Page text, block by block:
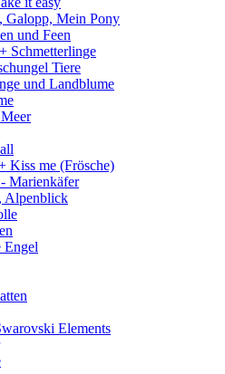
Galopp, Mein Pony
und Feen
Schmetterlinge
Tiere
und Landblume
Kiss me (Frösche)
Marienkäfer
Alpenblick
Engel
Elements